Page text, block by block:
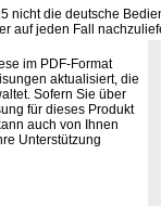
nicht die deutsche
auf jeden Fall
im PDF-Format
aktualisiert, die
Sofern Sie über
für dieses Produkt
auch von Ihnen
Unterstützung